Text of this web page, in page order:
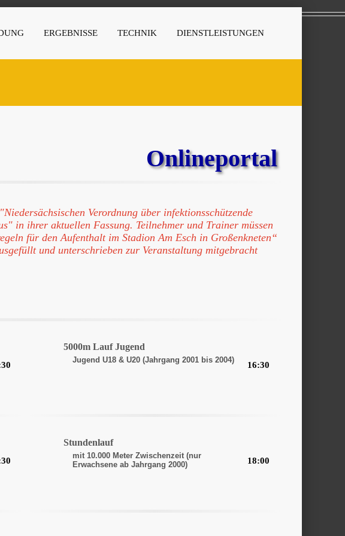
ERGEBNISSE TECHNIK DIENSTLEISTUNGEN
Onlineportal
Verordnung über infektionsschützende
in ihrer aktuellen Fassung. Teilnehmer und Trainer müssen
für den Aufenthalt im Stadion Am Esch in Großenkneten“
und unterschrieben zur Veranstaltung mitgebracht
5000m Lauf Jugend
Jugend U18 & U20 (Jahrgang 2001 bis 2004)
16:30
Stundenlauf
mit 10.000 Meter Zwischenzeit (nur
Erwachsene ab Jahrgang 2000)
18:00